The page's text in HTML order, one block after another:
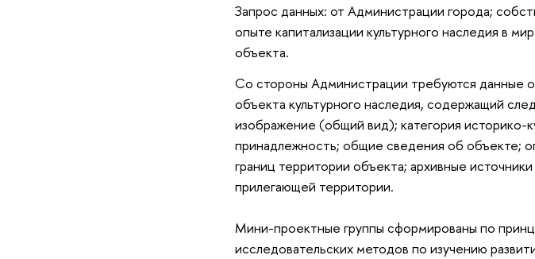
Запрос данных: от Администрации города;
опыте капитализации культурного наследия в
объекта.
Со стороны Администрации требуются данные
объекта культурного наследия, содержащий
изображение (общий вид); категория историко-
принадлежность; общие сведения об объекте;
границ территории объекта; архивные
прилегающей территории.
Мини-проектные группы сформированы по
исследовательских методов по изучению